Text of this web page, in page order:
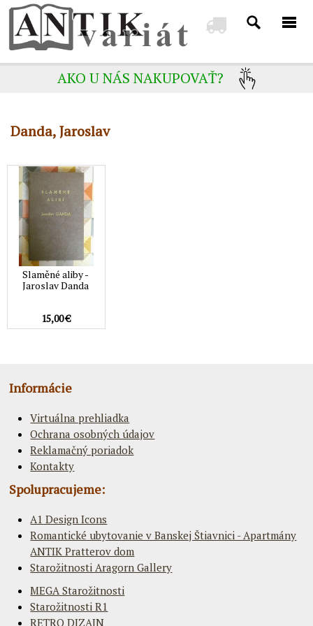
AKO U NÁS NAKUPOVAŤ?
Danda, Jaroslav
Slaměné aliby -
Jaroslav Danda
15,00 €
Informácie
Virtuálna prehliadka
Ochrana osobných údajov
Reklamačný poriadok
Kontakty
Spolupracujeme:
A1 Design Icons
Romantické ubytovanie v Banskej Štiavnici - Apartmány
ANTIK Pratterov dom
Starožitnosti Aragorn Gallery
MEGA Starožitnosti
Starožitnosti R1
RETRO DIZAJN